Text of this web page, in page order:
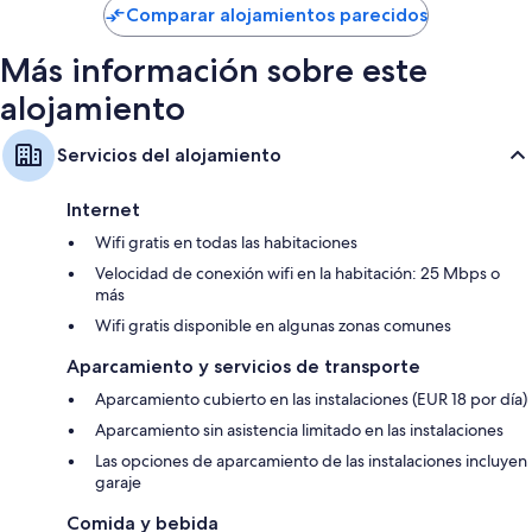
Comparar alojamientos parecidos
Más información sobre este
alojamiento
Servicios del alojamiento
Internet
Wifi gratis en todas las habitaciones
Velocidad de conexión wifi en la habitación: 25 Mbps o
más
Wifi gratis disponible en algunas zonas comunes
Aparcamiento y servicios de transporte
Aparcamiento cubierto en las instalaciones (EUR 18 por día)
Aparcamiento sin asistencia limitado en las instalaciones
Las opciones de aparcamiento de las instalaciones incluyen
garaje
Comida y bebida